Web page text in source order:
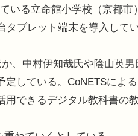
いる立命館小学校（京都市
ブレット端末を導入してい
、中村伊知哉氏や陰山英男
している。CoNETSによる
できるデジタル教科書の